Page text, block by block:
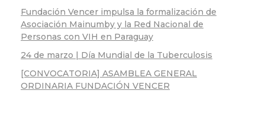
Fundación Vencer impulsa la formalización de
Asociación Mainumby y la Red Nacional de
Personas con VIH en Paraguay
24 de marzo | Día Mundial de la Tuberculosis
[CONVOCATORIA] ASAMBLEA GENERAL
ORDINARIA FUNDACIÓN VENCER